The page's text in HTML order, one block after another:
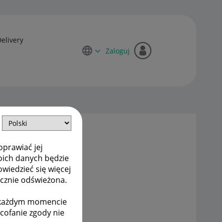
jej
danych będzie
się więcej
odświeżona.
momencie
zgody nie
Zaloguj